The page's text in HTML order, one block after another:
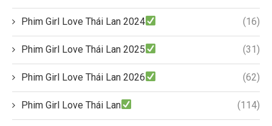
Phim Girl Love Thái Lan 2024 (16)
Phim Girl Love Thái Lan 2025 (31)
Phim Girl Love Thái Lan 2026 (62)
Phim Girl Love Thái Lan (114)